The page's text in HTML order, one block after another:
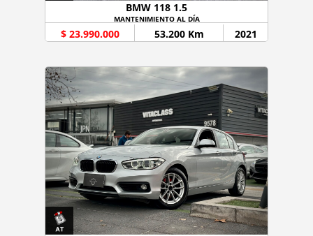
BMW 118 1.5
MANTENIMIENTO AL DÍA
$ 23.990.000 53.200 Km 2021